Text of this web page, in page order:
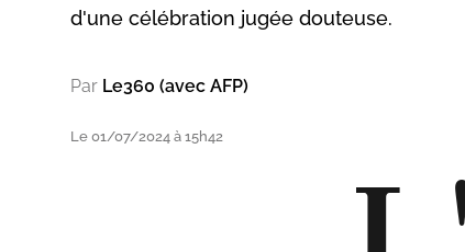
d'une célébration jugée douteuse.
Par Le360 (avec AFP)
Le 01/07/2024 à 15h42